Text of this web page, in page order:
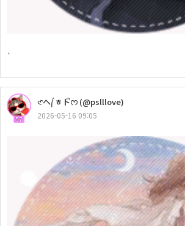
`
57
𑣲ヘ⎛ㅎトᩚᰔ (@pslllove)
2026-05-16 09:05